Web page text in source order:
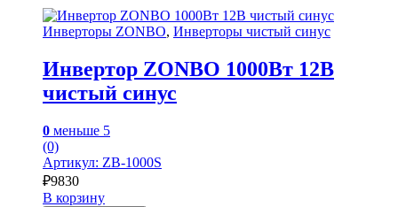
Инверторы ZONBO, Инверторы чистый синус
Инвертор ZONBO 1000Вт 12В
чистый синус
0 меньше 5
(0)
Артикул: ZB-1000S
₽9830
В корзину